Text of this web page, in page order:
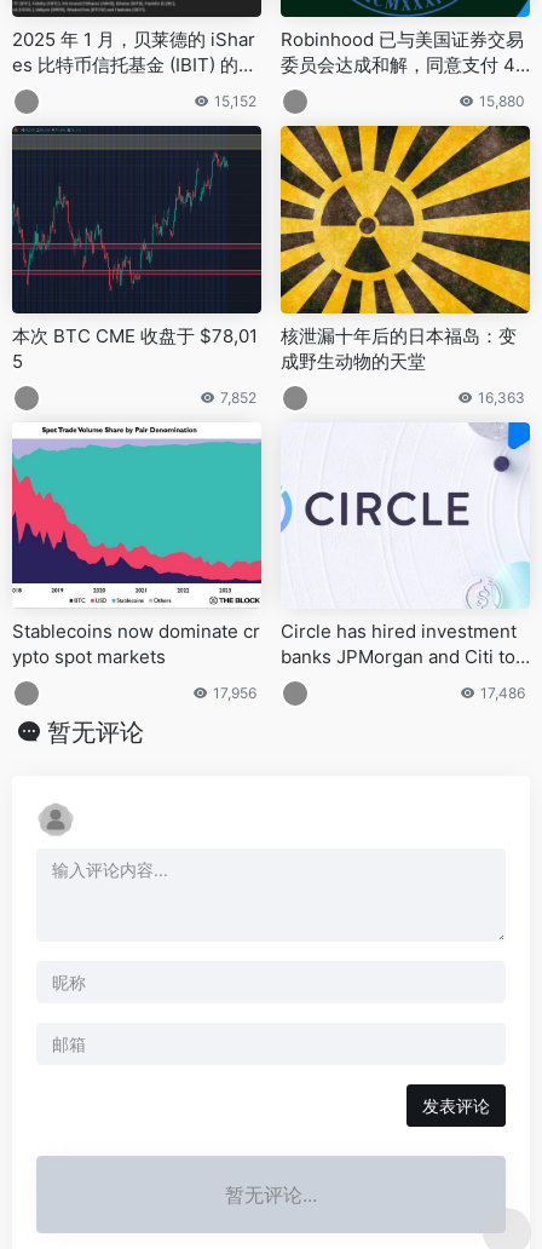
2025 年 1 月，贝莱德的 iShar
es 比特币信托基金 (IBIT) 的市
场份额创下历史新高
15,152
Robinhood 已与美国证券交易
委员会达成和解，同意支付 45
00 万美元的民事罚款
15,880
本次 BTC CME 收盘于 $78,01
5
7,852
核泄漏十年后的日本福岛：变
成野生动物的天堂
16,363
Stablecoins now dominate cr
ypto spot markets
17,956
Circle has hired investment
banks JPMorgan and Citi to l
ead its long-anticipated IPO
17,486
暂无评论
发表评论
暂无评论...